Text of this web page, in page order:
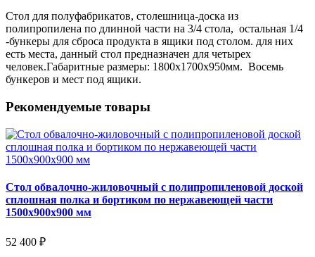
Стол для полуфабрикатов, столешница-доска из
полипропилена по длинной части на 3/4 стола, остальная 1/4
-бункеры для сброса продукта в ящики под столом. для них
есть места, данный стол предназначен для четырех
человек.Габаритные размеры: 1800х1700х950мм. Восемь
бункеров и мест под ящики.
Рекомендуемые товары
Стол обвалочно-жиловочный с полипропиленовой доской
сплошная полка и бортиком по нержавеющей части
1500х900х900 мм
52 400 ₽